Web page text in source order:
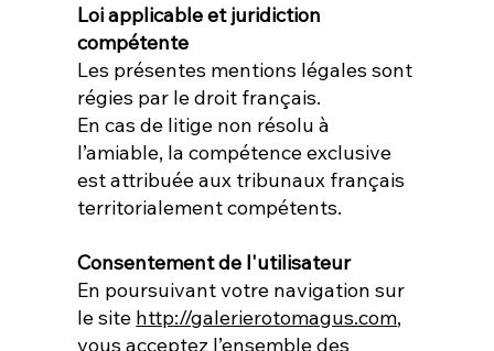
Loi applicable et juridiction
compétente
Les présentes mentions légales sont
régies par le droit français.
En cas de litige non résolu à
l’amiable, la compétence exclusive
est attribuée aux tribunaux français
territorialement compétents.
Consentement de l'utilisateur
En poursuivant votre navigation sur
le site http://galerierotomagus.com,
vous acceptez l’ensemble des